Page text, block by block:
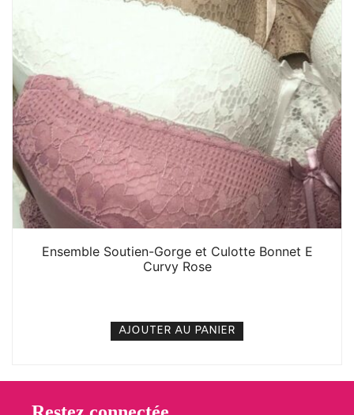
Ensemble Soutien-Gorge et Culotte Bonnet E
Curvy Rose
AJOUTER AU PANIER